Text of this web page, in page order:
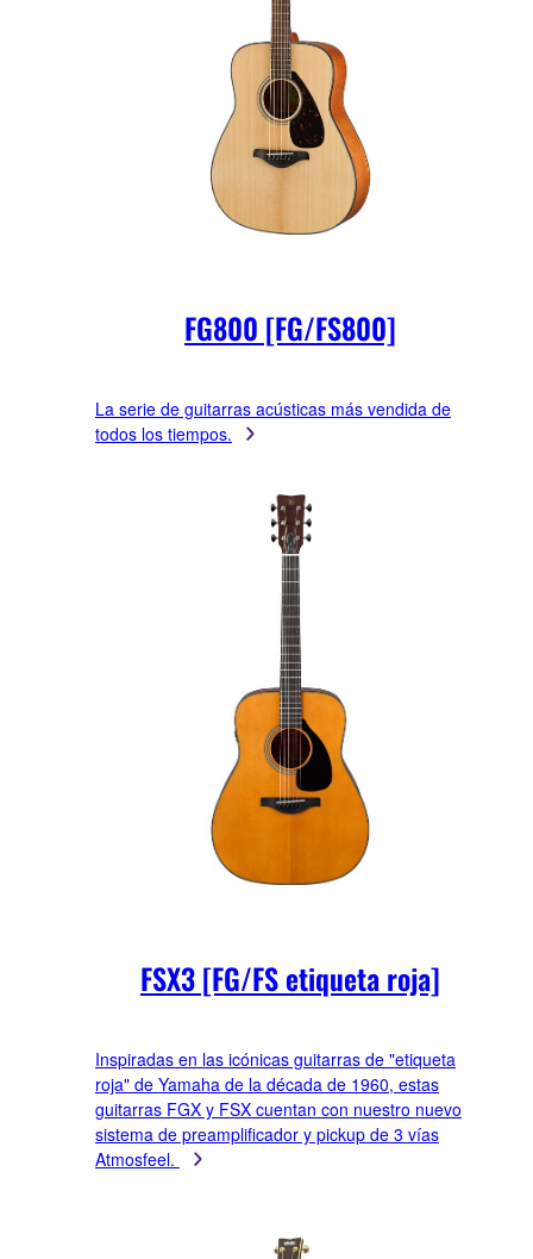
FG800 [FG/FS800]
La serie de guitarras acústicas más vendida de
todos los tiempos.
FSX3 [FG/FS etiqueta roja]
Inspiradas en las icónicas guitarras de "etiqueta
roja" de Yamaha de la década de 1960, estas
guitarras FGX y FSX cuentan con nuestro nuevo
sistema de preamplificador y pickup de 3 vías
Atmosfeel.